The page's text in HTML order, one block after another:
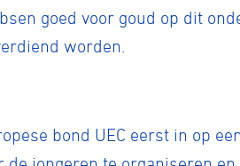
goed voor goud op dit
worden.
bond UEC eerst in op